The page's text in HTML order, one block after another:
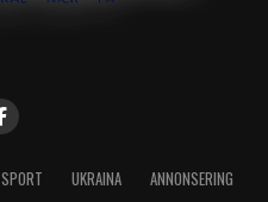
SPORT UKRAINA
ANNONSERING